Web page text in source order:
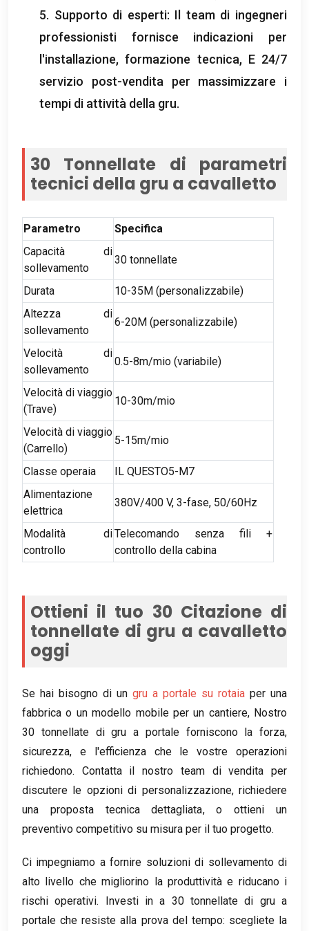
5. Supporto di esperti: Il team di ingegneri
professionisti fornisce indicazioni per
l'installazione, formazione tecnica, E 24/7
servizio post-vendita per massimizzare i
tempi di attività della gru.
30 Tonnellate di parametri
tecnici della gru a cavalletto
Parametro
Specifica
Capacità di
sollevamento
30 tonnellate
Durata
10-35M (personalizzabile)
Altezza di
sollevamento
6-20M (personalizzabile)
Velocità di
sollevamento
0.5-8m/mio (variabile)
Velocità di viaggio
(Trave)
10-30m/mio
Velocità di viaggio
(Carrello)
5-15m/mio
Classe operaia
IL QUESTO5-M7
Alimentazione
elettrica
380V/400 V, 3-fase, 50/60Hz
Modalità di
controllo
Telecomando senza fili +
controllo della cabina
Ottieni il tuo 30 Citazione di
tonnellate di gru a cavalletto
oggi
Se hai bisogno di un gru a portale su rotaia per una
fabbrica o un modello mobile per un cantiere, Nostro
30 tonnellate di gru a portale forniscono la forza,
sicurezza, e l'efficienza che le vostre operazioni
richiedono. Contatta il nostro team di vendita per
discutere le opzioni di personalizzazione, richiedere
una proposta tecnica dettagliata, o ottieni un
preventivo competitivo su misura per il tuo progetto.
Ci impegniamo a fornire soluzioni di sollevamento di
alto livello che migliorino la produttività e riducano i
rischi operativi. Investi in a 30 tonnellate di gru a
portale che resiste alla prova del tempo: scegliete la